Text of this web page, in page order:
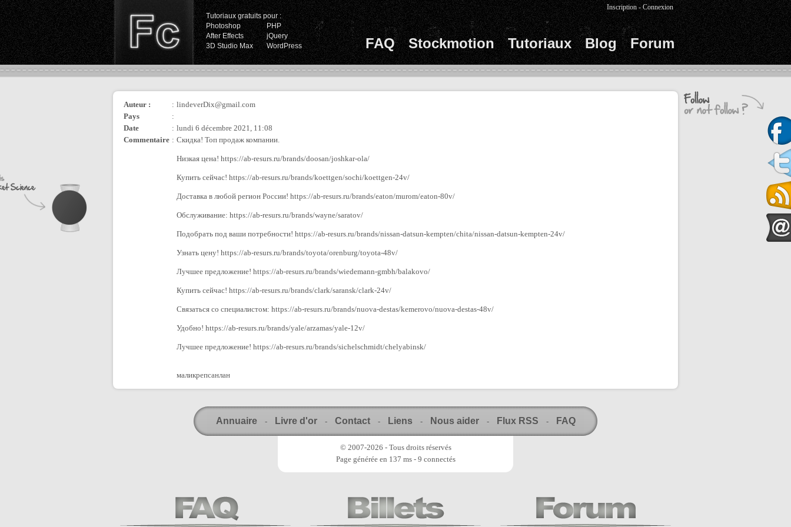
Tutoriaux gratuits pour :
Photoshop
PHP
After Effects
jQuery
3D Studio Max
WordPress FAQ Stockmotion Tutoriaux Blog Forum
Inscription -Connexion
Auteur : : lindeverDix@gmail.com
Pays
:
Date
: lundi 6 décembre 2021, 11:08
Commentaire : Скидка! Топ продаж компании.
Низкая цена! https://ab-resurs.ru/brands/doosan/joshkar-ola/
Купить сейчас! https://ab-resurs.ru/brands/koettgen/sochi/koettgen-24v/
Доставка в любой регион России! https://ab-resurs.ru/brands/eaton/murom/eaton-80v/
Обслуживание: https://ab-resurs.ru/brands/wayne/saratov/
Подобрать под ваши потребности! https://ab-resurs.ru/brands/nissan-datsun-kempten/chita/nissan-datsun-kempten-24v/
Узнать цену! https://ab-resurs.ru/brands/toyota/orenburg/toyota-48v/
Лучшее предложение! https://ab-resurs.ru/brands/wiedemann-gmbh/balakovo/
Купить сейчас! https://ab-resurs.ru/brands/clark/saransk/clark-24v/
Связаться со специалистом: https://ab-resurs.ru/brands/nuova-destas/kemerovo/nuova-destas-48v/
Удобно! https://ab-resurs.ru/brands/yale/arzamas/yale-12v/
Лучшее предложение! https://ab-resurs.ru/brands/sichelschmidt/chelyabinsk/
маликрепсанлан
Annuaire - Livre d'or - Contact - Liens - Nous aider - Flux RSS - FAQ
© 2007-2026 - Tous droits réservés
Page générée en 137 ms - 9 connectés